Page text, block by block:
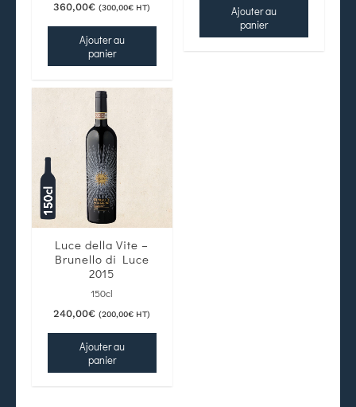
360,00€ (300,00€ HT)
Ajouter au
panier
Ajouter au
panier
Luce della Vite –
Brunello di Luce
2015
150cl
240,00€ (200,00€ HT)
Ajouter au
panier